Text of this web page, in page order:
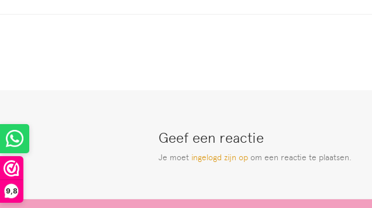
9,8
Geef een reactie
Je moet ingelogd zijn opom een reactie te plaatsen.